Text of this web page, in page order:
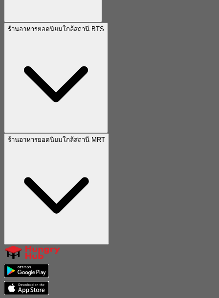
ร้านอาหารยอดนิยมใกล้สถานี BTS
ร้านอาหารยอดนิยมใกล้สถานี MRT